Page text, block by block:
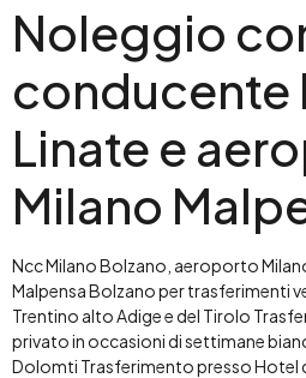
Noleggio
conducente
Linate e
Milano
Ncc Milano Bolzano, aeroporto
Malpensa Bolzano per trasferimenti
Trentino alto Adige e del Tirolo
privato in occasioni di settimane
Dolomti Trasferimento presso Hotel